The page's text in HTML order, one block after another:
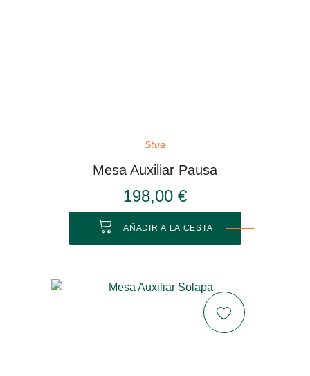
Stua
Mesa Auxiliar Pausa
198,00 €
AÑADIR A LA CESTA